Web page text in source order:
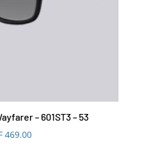
– 601ST3 – 53
469.00